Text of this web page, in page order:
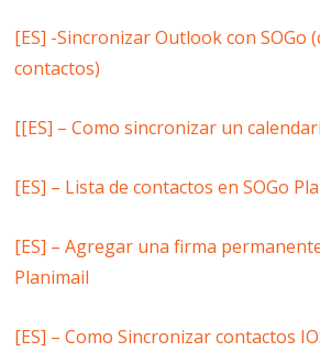
[ES] -Sincronizar Outlook con SOGo
contactos)
[[ES] – Como sincronizar un
[ES] – Lista de contactos en SOGo
[ES] – Agregar una firma
Planimail
[ES] – Como Sincronizar contactos